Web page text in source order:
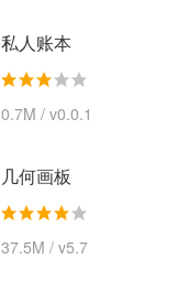
私人账本
0.7M / v0.0.1
几何画板
37.5M / v5.7